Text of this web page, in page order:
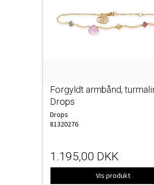
Forgyldt armbånd,
Drops
Drops
81320276
1.195,00 DKK
Vis produkt